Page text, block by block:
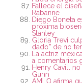
Fallece el
Rabanne
Diego Boneta
próxima
Stanley
Gloria Trevi
dado” de no
La actriz
a comentarios
Henry Cavill
Gunn
AMLO afirma